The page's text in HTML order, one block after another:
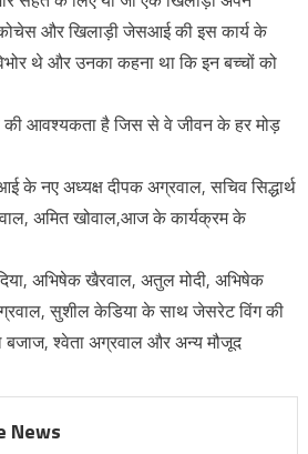
और खिलाड़ी जेसआई की इस कार्य के
थे और उनका कहना था कि इन बच्चों को
की आवश्यकता है जिस से वे जीवन के हर मोड़
नए अध्यक्ष दीपक अग्रवाल, सचिव सिद्धार्थ
अमित खोवाल,आज के कार्यक्रम के
अभिषेक खैरवाल, अतुल मोदी, अभिषेक
सुशील केडिया के साथ जेसरेट विंग की
बजाज, श्वेता अग्रवाल और अन्य मौजूद
News